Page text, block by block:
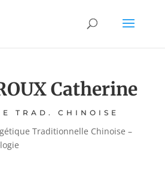
Catherine
TRAD. CHINOISE
Traditionnelle Chinoise –